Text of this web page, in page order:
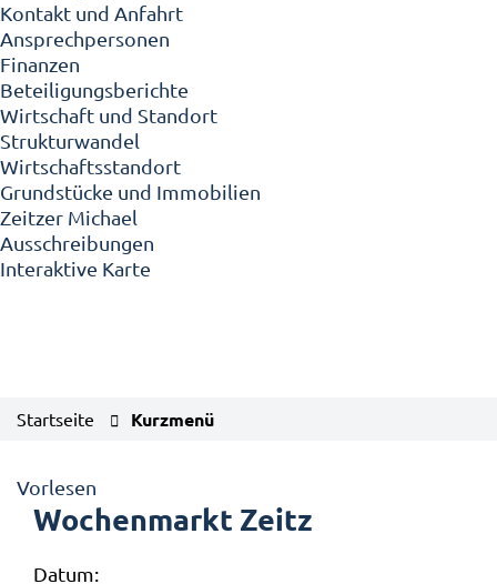
Kontakt und Anfahrt
Ansprechpersonen
Finanzen
Beteiligungsberichte
Wirtschaft und Standort
Strukturwandel
Wirtschaftsstandort
Grundstücke und Immobilien
Zeitzer Michael
Ausschreibungen
Interaktive Karte
Startseite Kurzmenü
Vorlesen
Wochenmarkt Zeitz
Datum: